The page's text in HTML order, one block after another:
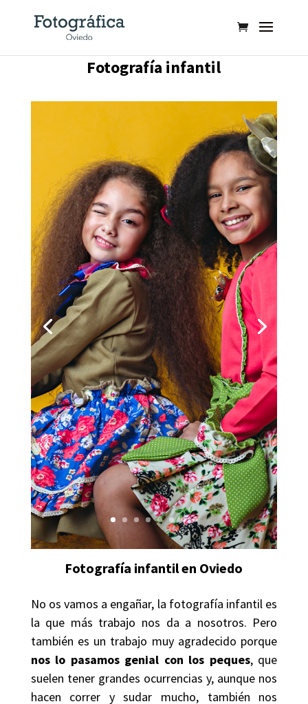
Fotografía infantil
Fotografía infantil en Oviedo
No os vamos a engañar, la fotografía infantil es
la que más trabajo nos da a nosotros. Pero
también es un trabajo muy agradecido porque
nos lo pasamos genial con los peques, que
suelen tener grandes ocurrencias y, aunque nos
hacen correr y sudar mucho, también nos